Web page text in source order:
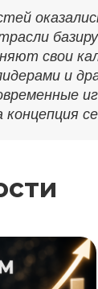
свои
и